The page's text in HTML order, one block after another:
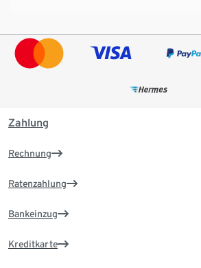
Zahlung
Rechnung
Ratenzahlung
Bankeinzug
Kreditkarte